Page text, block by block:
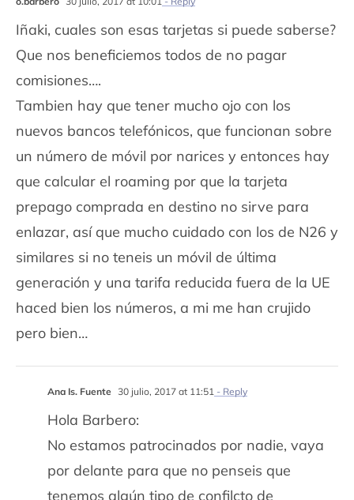
Iñaki, cuales son esas tarjetas si puede saberse?
Que nos beneficiemos todos de no pagar
comisiones….
Tambien hay que tener mucho ojo con los
nuevos bancos telefónicos, que funcionan sobre
un número de móvil por narices y entonces hay
que calcular el roaming por que la tarjeta
prepago comprada en destino no sirve para
enlazar, así que mucho cuidado con los de N26 y
similares si no teneis un móvil de última
generación y una tarifa reducida fuera de la UE
haced bien los números, a mi me han crujido
pero bien…
Ana Is. Fuente 30 julio, 2017 at 11:51- Reply
Hola Barbero:
No estamos patrocinados por nadie, vaya
por delante para que no penseis que
tenemos algún tipo de confilcto de